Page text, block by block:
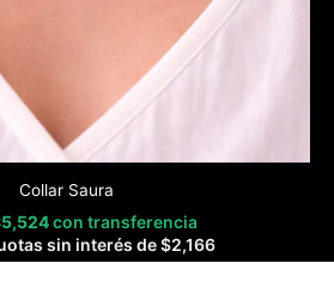
Collar Saura
5,524 con transferencia
sin interés de$2,166